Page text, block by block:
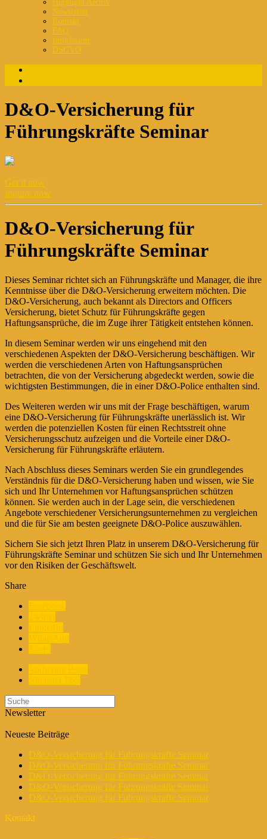
Highlight Archiv
Newsletter
Kontakt
FAQ
Impressum
DSGVO
D&O-Versicherung für
Führungskräfte Seminar
Get it now
Inquire now
D&O-Versicherung für
Führungskräfte Seminar
Dieses Seminar richtet sich an Führungskräfte und Manager, die ihre
Kenntnisse über die D&O-Versicherung erweitern möchten. Die
D&O-Versicherung, auch bekannt als Directors and Officers
Versicherung, bietet Schutz für Führungskräfte gegen
Haftungsansprüche, die im Zuge ihrer Tätigkeit entstehen können.
In diesem Seminar werden wir uns eingehend mit den
verschiedenen Aspekten der D&O-Versicherung beschäftigen. Wir
werden die verschiedenen Arten von Haftungsansprüchen
betrachten, die von der Versicherung abgedeckt werden, sowie die
wichtigsten Bestimmungen, die in einer D&O-Police enthalten sind.
Des Weiteren werden wir uns mit der Frage beschäftigen, warum
eine D&O-Versicherung für Führungskräfte unerlässlich ist. Wir
werden die potenziellen Kosten für einen Rechtsstreit ohne
Versicherungsschutz aufzeigen und die Vorteile einer D&O-
Versicherung für Führungskräfte erläutern.
Nach Abschluss dieses Seminars werden Sie ein grundlegendes
Verständnis für die D&O-Versicherung haben und wissen, wie Sie
sich und Ihr Unternehmen vor Haftungsansprüchen schützen
können. Sie werden auch in der Lage sein, die verschiedenen
Angebote verschiedener Versicherungsunternehmen zu vergleichen
und die für Sie am besten geeignete D&O-Police auszuwählen.
Sichern Sie sich jetzt Ihren Platz in unserem D&O-Versicherung für
Führungskräfte Seminar und schützen Sie sich und Ihr Unternehmen
vor den Risiken der Geschäftswelt.
Share
Newsletter
Neueste Beiträge
D&O-Versicherung für Führungskräfte Seminar
D&O-Versicherung für Führungskräfte Seminar
D&O-Versicherung für Führungskräfte Seminar
D&O-Versicherung für Führungskräfte Seminar
D&O-Versicherung für Führungskräfte Seminar
Kontakt